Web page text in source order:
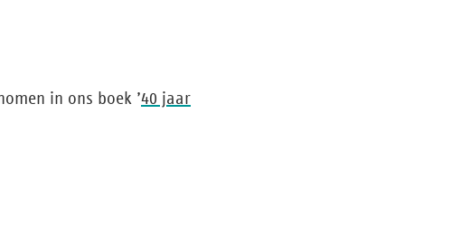
in ons boek ’40 jaar